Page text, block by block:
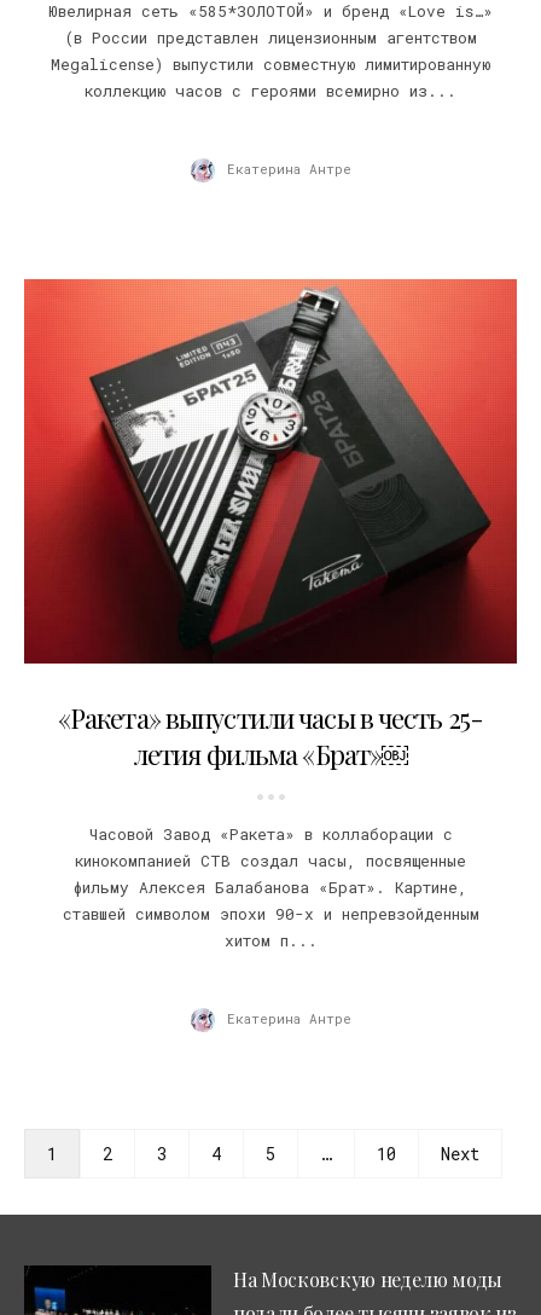
Ювелирная сеть «585*ЗОЛОТОЙ» и бренд «Love is…»
(в России представлен лицензионным агентством
Megalicense) выпустили совместную лимитированную
коллекцию часов с героями всемирно из...
Екатерина Антре
«Ракета» выпустили часы в честь 25-
летия фильма «Брат»￼
Часовой Завод «Ракета» в коллаборации с
кинокомпанией СТВ создал часы, посвященные
фильму Алексея Балабанова «Брат». Картине,
ставшей символом эпохи 90-х и непревзойденным
хитом п...
Екатерина Антре
1 2 3 4 5 … 10 Next
На Московскую неделю моды